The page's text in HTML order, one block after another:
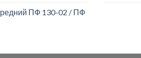
ПФ 130-02 / ПФ